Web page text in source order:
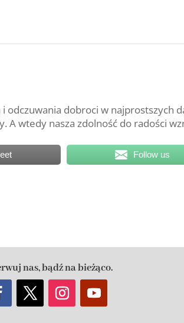
dobroci w najprostszych
A wtedy nasza zdolność do radości
Follow us
nas, bądź na bieżąco.